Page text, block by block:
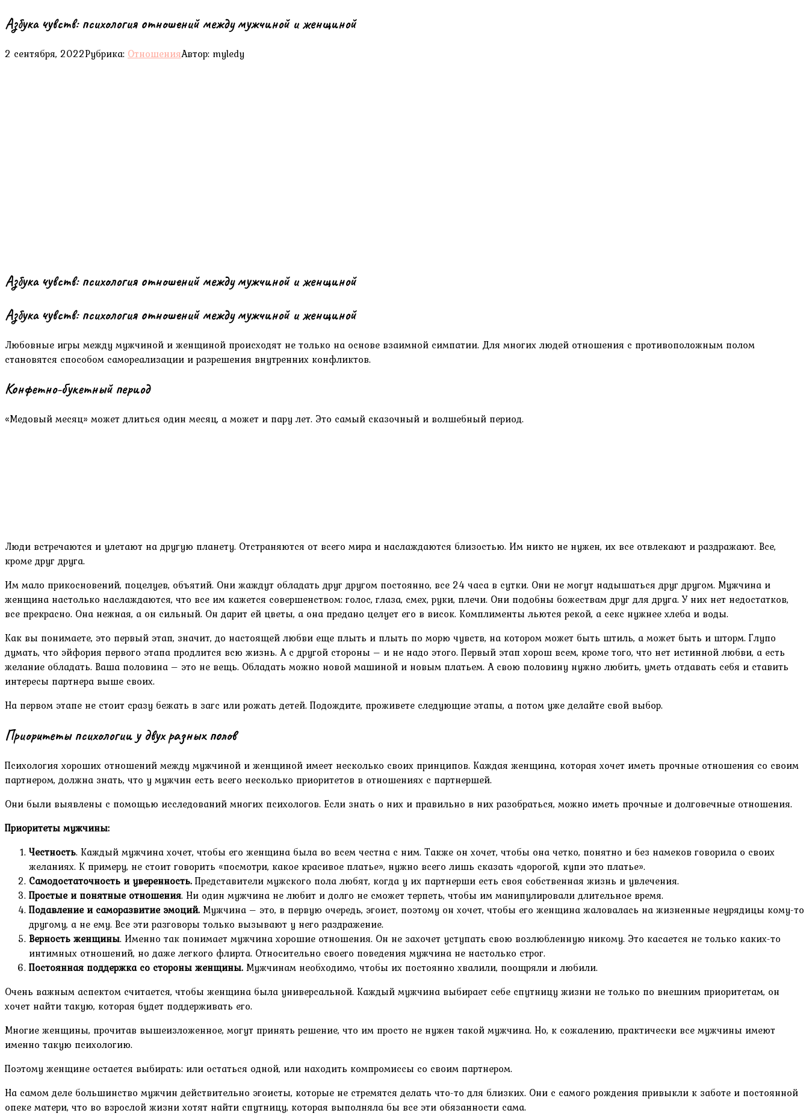
Азбука чувств: психология отношений между мужчиной и женщиной
2 сентября, 2022Рубрика: ОтношенияАвтор: myledy
Азбука чувств: психология отношений между мужчиной и женщиной
Азбука чувств: психология отношений между мужчиной и женщиной
Любовные игры между мужчиной и женщиной происходят не только на основе взаимной симпатии. Для многих людей отношения с противоположным полом
становятся способом самореализации и разрешения внутренних конфликтов.
Конфетно-букетный период
«Медовый месяц» может длиться один месяц, а может и пару лет. Это самый сказочный и волшебный период.
Люди встречаются и улетают на другую планету. Отстраняются от всего мира и наслаждаются близостью. Им никто не нужен, их все отвлекают и раздражают. Все,
кроме друг друга.
Им мало прикосновений, поцелуев, объятий. Они жаждут обладать друг другом постоянно, все 24 часа в сутки. Они не могут надышаться друг другом. Мужчина и
женщина настолько наслаждаются, что все им кажется совершенством: голос, глаза, смех, руки, плечи. Они подобны божествам друг для друга. У них нет недостатков,
все прекрасно. Она нежная, а он сильный. Он дарит ей цветы, а она предано целует его в висок. Комплименты льются рекой, а секс нужнее хлеба и воды.
Как вы понимаете, это первый этап, значит, до настоящей любви еще плыть и плыть по морю чувств, на котором может быть штиль, а может быть и шторм. Глупо
думать, что эйфория первого этапа продлится всю жизнь. А с другой стороны – и не надо этого. Первый этап хорош всем, кроме того, что нет истинной любви, а есть
желание обладать. Ваша половина – это не вещь. Обладать можно новой машиной и новым платьем. А свою половину нужно любить, уметь отдавать себя и ставить
интересы партнера выше своих.
На первом этапе не стоит сразу бежать в загс или рожать детей. Подождите, проживете следующие этапы, а потом уже делайте свой выбор.
Приоритеты психологии у двух разных полов
Психология хороших отношений между мужчиной и женщиной имеет несколько своих принципов. Каждая женщина, которая хочет иметь прочные отношения со своим
партнером, должна знать, что у мужчин есть всего несколько приоритетов в отношениях с партнершей.
Они были выявлены с помощью исследований многих психологов. Если знать о них и правильно в них разобраться, можно иметь прочные и долговечные отношения.
Приоритеты мужчины:
Честность. Каждый мужчина хочет, чтобы его женщина была во всем честна с ним. Также он хочет, чтобы она четко, понятно и без намеков говорила о своих
желаниях. К примеру, не стоит говорить «посмотри, какое красивое платье», нужно всего лишь сказать «дорогой, купи это платье».
Самодостаточность и уверенность. Представители мужского пола любят, когда у их партнерши есть своя собственная жизнь и увлечения.
Простые и понятные отношения. Ни один мужчина не любит и долго не сможет терпеть, чтобы им манипулировали длительное время.
Подавление и саморазвитие эмоций. Мужчина – это, в первую очередь, эгоист, поэтому он хочет, чтобы его женщина жаловалась на жизненные неурядицы кому-то
другому, а не ему. Все эти разговоры только вызывают у него раздражение.
Верность женщины. Именно так понимает мужчина хорошие отношения. Он не захочет уступать свою возлюбленную никому. Это касается не только каких-то
интимных отношений, но даже легкого флирта. Относительно своего поведения мужчина не настолько строг.
Постоянная поддержка со стороны женщины. Мужчинам необходимо, чтобы их постоянно хвалили, поощряли и любили.
Очень важным аспектом считается, чтобы женщина была универсальной. Каждый мужчина выбирает себе спутницу жизни не только по внешним приоритетам, он
хочет найти такую, которая будет поддерживать его.
Многие женщины, прочитав вышеизложенное, могут принять решение, что им просто не нужен такой мужчина. Но, к сожалению, практически все мужчины имеют
именно такую психологию.
Поэтому женщине остается выбирать: или остаться одной, или находить компромиссы со своим партнером.
На самом деле большинство мужчин действительно эгоисты, которые не стремятся делать что-то для близких. Они с самого рождения привыкли к заботе и постоянной
опеке матери, что во взрослой жизни хотят найти спутницу, которая выполняла бы все эти обязанности сама.